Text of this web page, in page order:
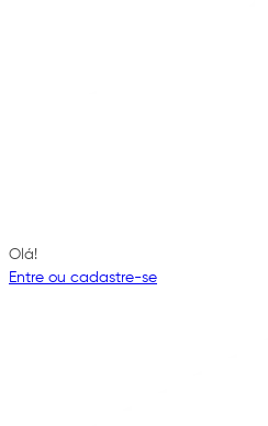
Olá!
Entre ou cadastre-se